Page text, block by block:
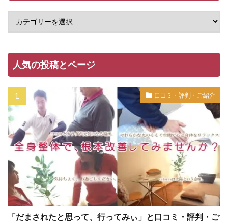
人気の投稿とページ
口コミ・評判・ご紹介
「だまされたと思って、行ってみぃ」と口コミ・評判・ご